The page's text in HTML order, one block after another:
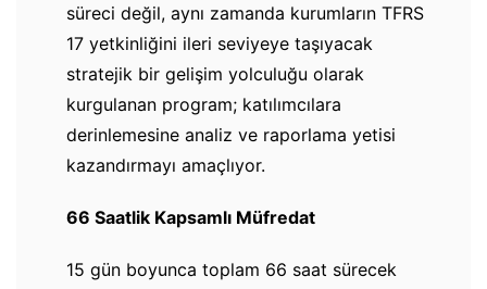
süreci değil, aynı zamanda kurumların TFRS
17 yetkinliğini ileri seviyeye taşıyacak
stratejik bir gelişim yolculuğu olarak
kurgulanan program; katılımcılara
derinlemesine analiz ve raporlama yetisi
kazandırmayı amaçlıyor.
66 Saatlik Kapsamlı Müfredat
15 gün boyunca toplam 66 saat sürecek